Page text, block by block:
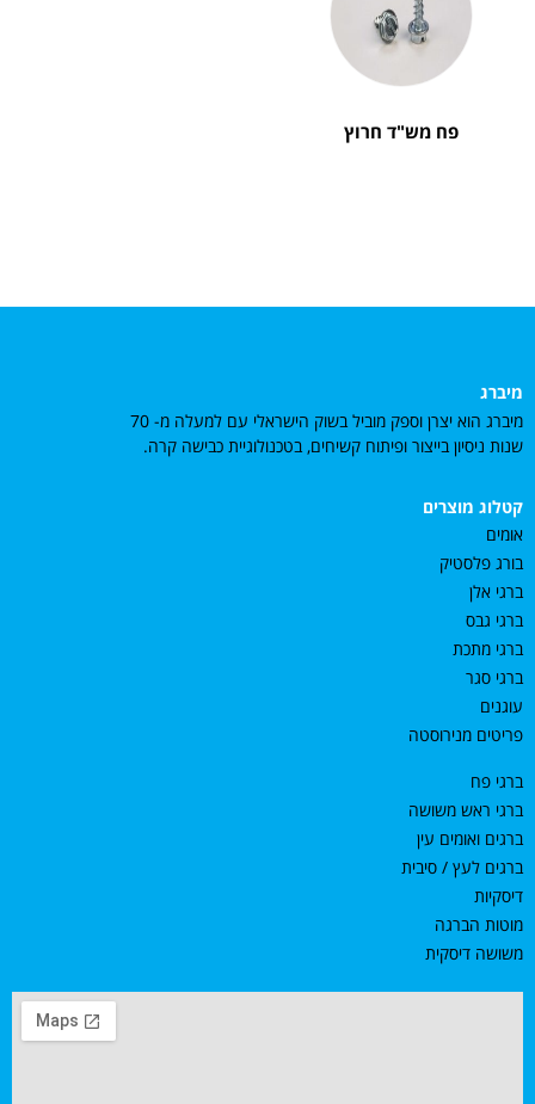
פח מש"ד חרוץ
מיברג
מיברג הוא יצרן וספק מוביל בשוק הישראלי עם למעלה מ- 70
שנות ניסיון בייצור ופיתוח קשיחים, בטכנולוגיית כבישה קרה.
קטלוג מוצרים
אומים
בורג פלסטיק
ברגי אלן
ברגי גבס
ברגי מתכת
ברגי סגר
עוגנים
פריטים מנירוסטה
ברגי פח
ברגי ראש משושה
ברגים ואומים עין
ברגים לעץ / סיבית
דיסקיות
מוטות הברגה
משושה דיסקית